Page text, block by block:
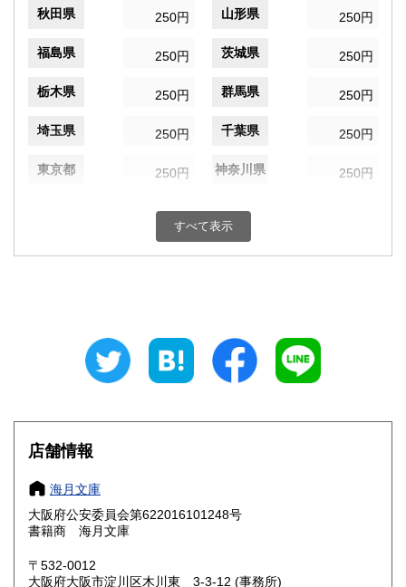
秋田県 250円 山形県 250円
福島県 250円 茨城県 250円
栃木県 250円 群馬県 250円
埼玉県 250円 千葉県 250円
東京都 250円 神奈川県 250円
250円 富山県
250円 三重県
大阪府
奈良県
鳥取県 250円 島根県
岡山県
すべて表示
店舗情報
海月文庫
大阪府公安委員会第622016101248号
書籍商 海月文庫
〒532-0012
大阪府大阪市淀川区木川東 3-3-12 (事務所)